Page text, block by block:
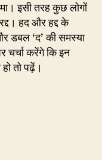
इसी तरह कुछ लोगों
हद और हद्द के
डबल ‘द’ की समस्या
करेंगे कि इन
तो पढ़ें।